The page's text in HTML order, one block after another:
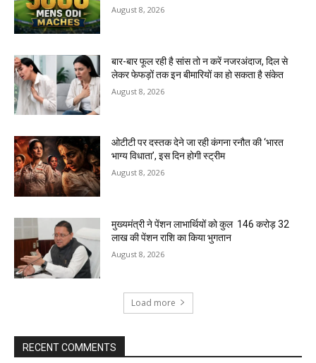
August 8, 2026
बार-बार फूल रही है सांस तो न करें नजरअंदाज, दिल से
लेकर फेफड़ों तक इन बीमारियों का हो सकता है संकेत
August 8, 2026
ओटीटी पर दस्तक देने जा रही कंगना रनौत की ‘भारत
भाग्य विधाता’, इस दिन होगी स्ट्रीम
August 8, 2026
मुख्यमंत्री ने पेंशन लाभार्थियों को कुल ₹ 146 करोड़ 32
लाख की पेंशन राशि का किया भुगतान
August 8, 2026
Load more
RECENT COMMENTS